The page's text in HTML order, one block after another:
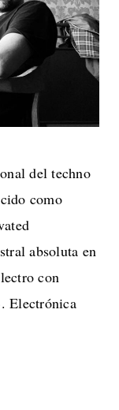
del techno
como
absoluta en
con
Electrónica